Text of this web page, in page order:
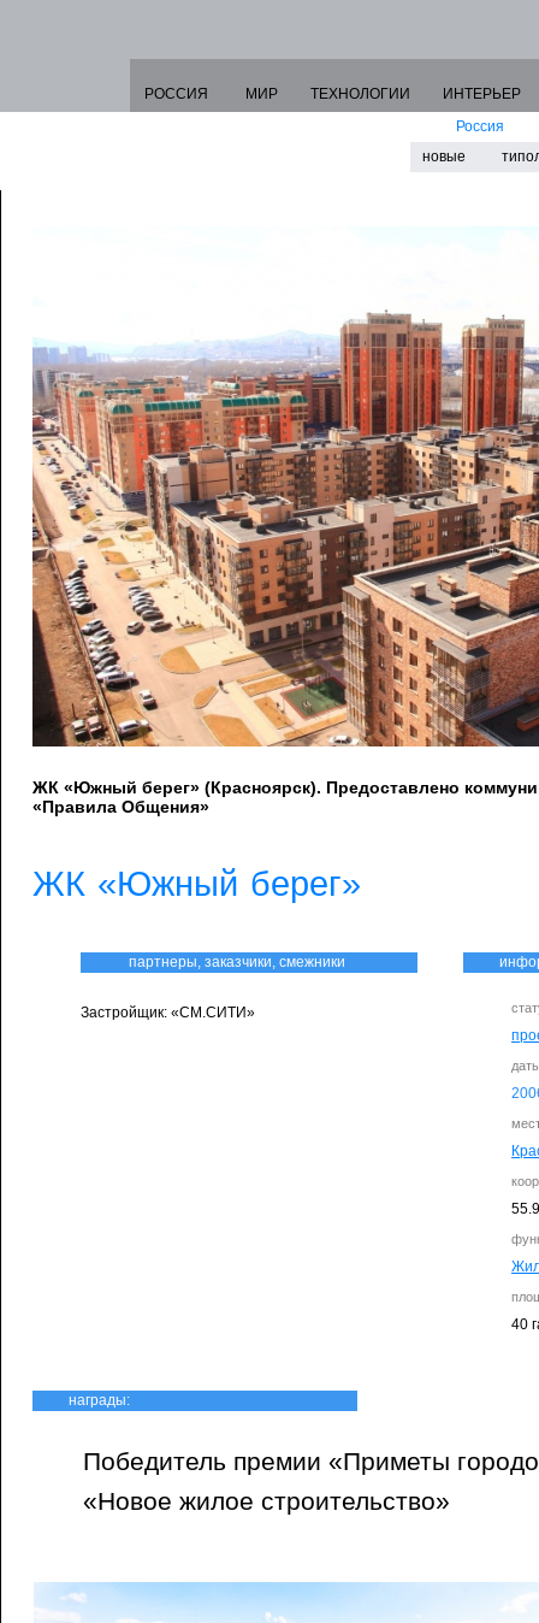
РОССИЯ МИР ТЕХНОЛОГИИ
ИНТЕРЬЕР
Россия
новые
ЖК «Южный берег» (Красноярск). Предоставлено
«Правила Общения»
ЖК «Южный берег»
40
партнеры, заказчики, смежники
Застройщик: «СМ.СИТИ»
награды:
Победитель премии «Приметы
«Новое жилое строительство»